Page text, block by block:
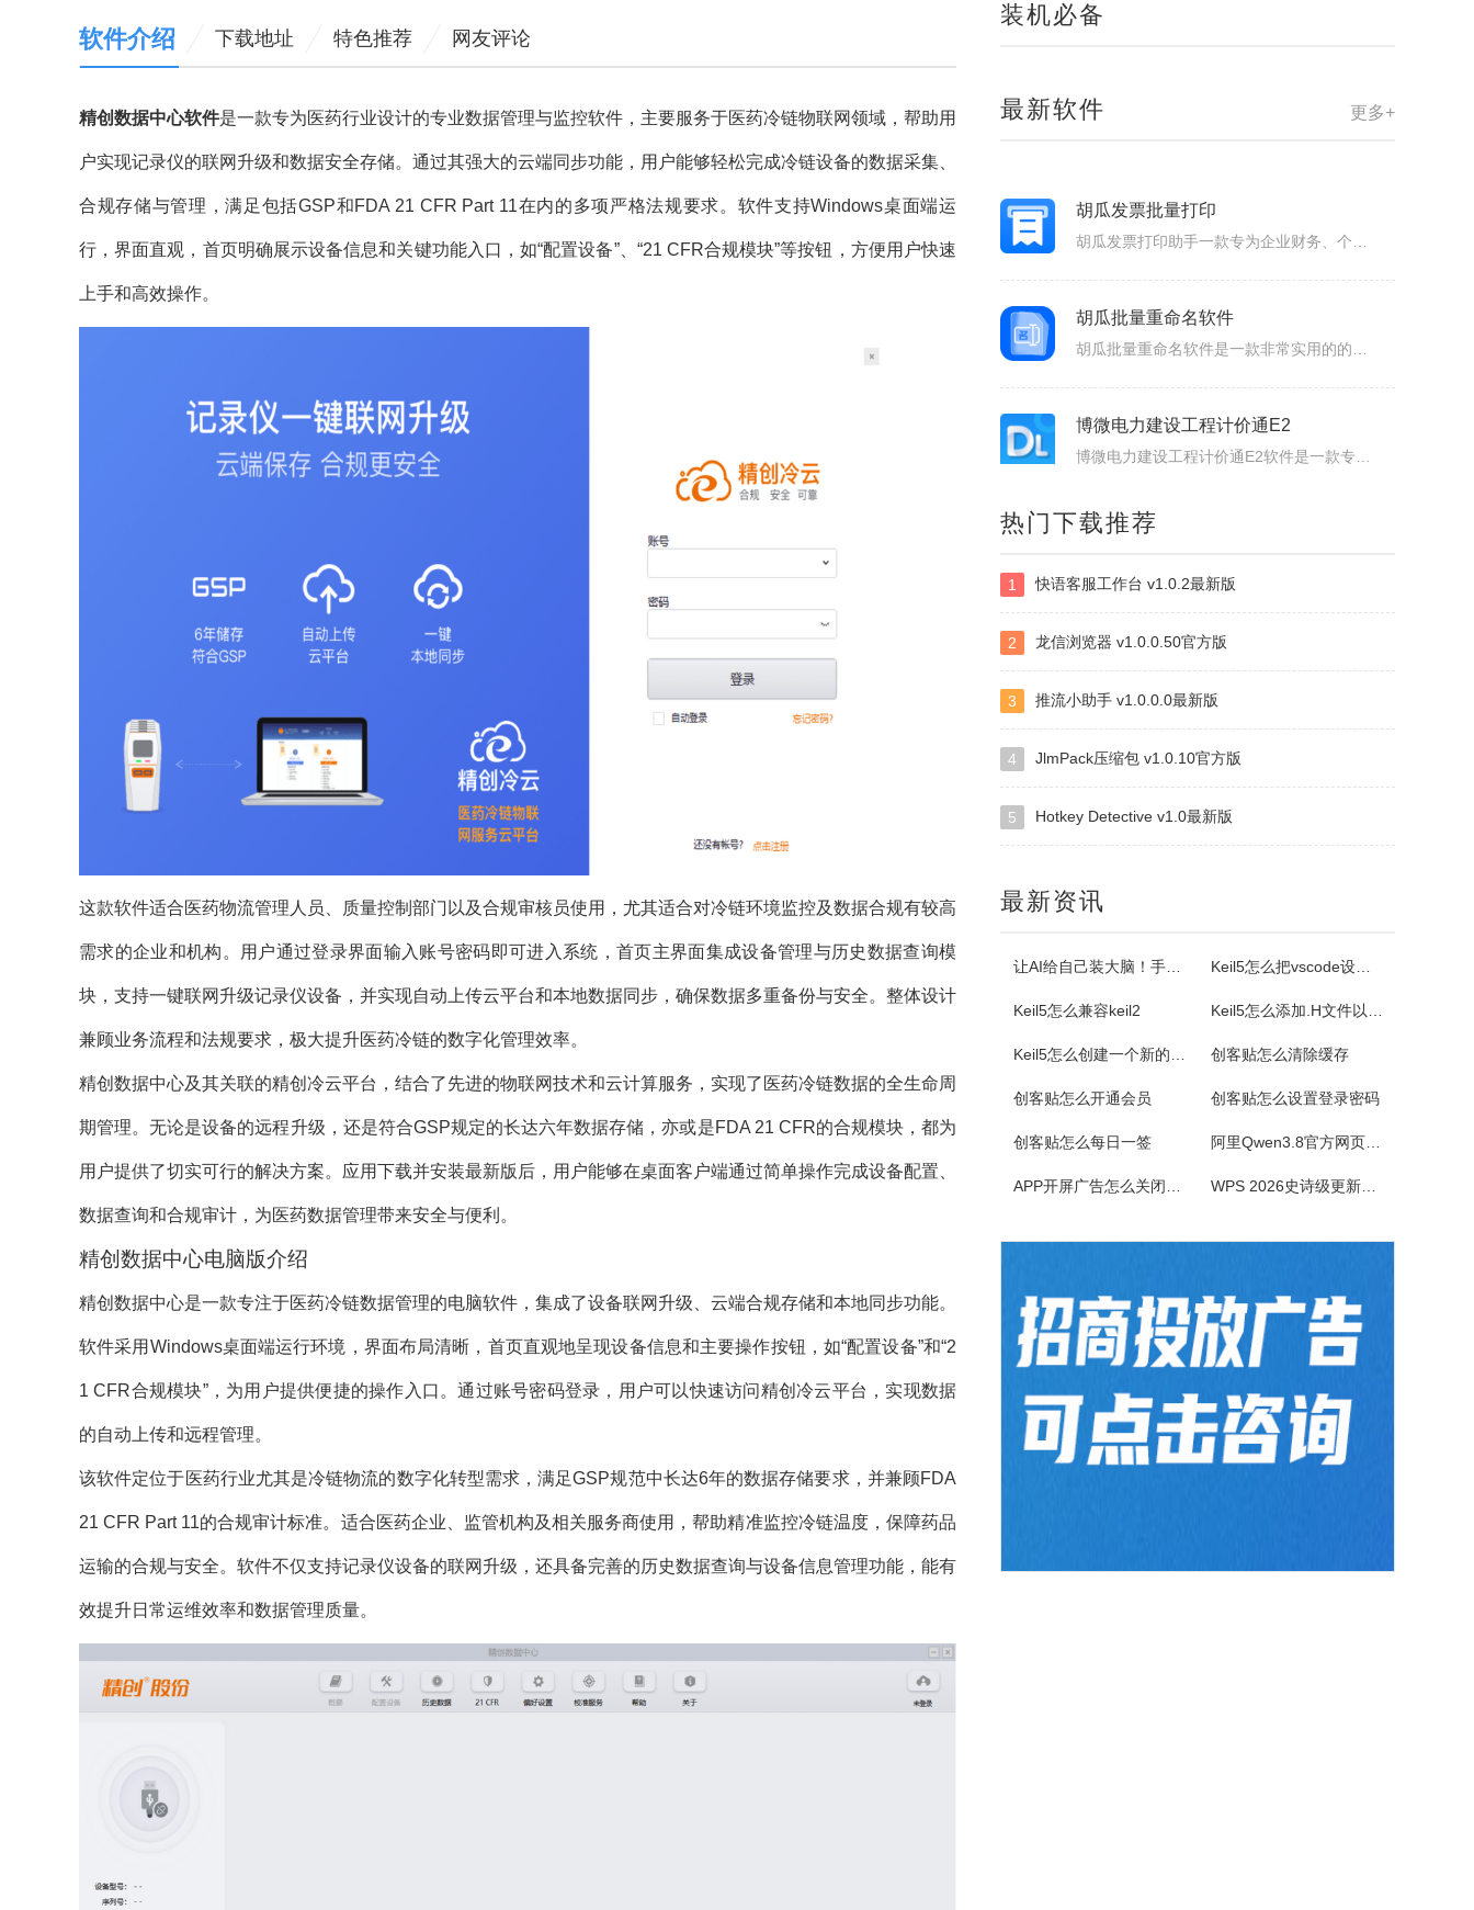
软件介绍 下载地址 特色推荐 网友评论
精创数据中心软件是一款专为医药行业设计的专业数据管理与监控软件，主要服务于医药冷链物联网领域，帮助用
户实现记录仪的联网升级和数据安全存储。通过其强大的云端同步功能，用户能够轻松完成冷链设备的数据采集、
合规存储与管理，满足包括GSP和FDA 21 CFR Part 11在内的多项严格法规要求。软件支持Windows桌面端运
行，界面直观，首页明确展示设备信息和关键功能入口，如“配置设备”、“21 CFR合规模块”等按钮，方便用户快速
上手和高效操作。
这款软件适合医药物流管理人员、质量控制部门以及合规审核员使用，尤其适合对冷链环境监控及数据合规有较高
需求的企业和机构。用户通过登录界面输入账号密码即可进入系统，首页主界面集成设备管理与历史数据查询模
块，支持一键联网升级记录仪设备，并实现自动上传云平台和本地数据同步，确保数据多重备份与安全。整体设计
兼顾业务流程和法规要求，极大提升医药冷链的数字化管理效率。
精创数据中心及其关联的精创冷云平台，结合了先进的物联网技术和云计算服务，实现了医药冷链数据的全生命周
期管理。无论是设备的远程升级，还是符合GSP规定的长达六年数据存储，亦或是FDA 21 CFR的合规模块，都为
用户提供了切实可行的解决方案。应用下载并安装最新版后，用户能够在桌面客户端通过简单操作完成设备配置、
数据查询和合规审计，为医药数据管理带来安全与便利。
精创数据中心电脑版介绍
精创数据中心是一款专注于医药冷链数据管理的电脑软件，集成了设备联网升级、云端合规存储和本地同步功能。
软件采用Windows桌面端运行环境，界面布局清晰，首页直观地呈现设备信息和主要操作按钮，如“配置设备”和“2
1 CFR合规模块”，为用户提供便捷的操作入口。通过账号密码登录，用户可以快速访问精创冷云平台，实现数据
的自动上传和远程管理。
该软件定位于医药行业尤其是冷链物流的数字化转型需求，满足GSP规范中长达6年的数据存储要求，并兼顾FDA
21 CFR Part 11的合规审计标准。适合医药企业、监管机构及相关服务商使用，帮助精准监控冷链温度，保障药品
运输的合规与安全。软件不仅支持记录仪设备的联网升级，还具备完善的历史数据查询与设备信息管理功能，能有
效提升日常运维效率和数据管理质量。
装机必备
更多+
最新软件
胡瓜发票批量打印
胡瓜批量重命名软件
NirSoft SmartSniff
格尔维一键建站软件
OfflineCommander是一个网页抓取工具，支持FILE、HTTP、HTTPS、FTP协议和Proxy，还可以对抓取回来的网页资料做关键字、网址、标题、内文、文件大小、格式、文件修改日期等检索设置。
电小二成套报价元件选型软件
热门下载推荐
1 快语客服工作台 v1.0.2最新版
2 龙信浏览器 v1.0.0.50官方版
3 推流小助手 v1.0.0.0最新版
4 JlmPack压缩包 v1.0.10官方版
5 Hotkey Detective v1.0最新版
最新资讯
让AI给自己装大脑！手把手教你学会安装使用Agent Skill Keil5怎么把vscode设置外部编辑器
Keil5怎么兼容keil2 Keil5怎么添加.H文件以及Keil5添加.H文件的方法
Keil5怎么创建一个新的51单片机项目 创客贴怎么清除缓存
创客贴怎么开通会员 创客贴怎么设置登录密码
创客贴怎么每日一签 阿里Qwen3.8官方网页版入口
APP开屏广告怎么关闭？3招彻底关闭跳转 WPS 2026史诗级更新！重构存储管理，深度融合AI应用